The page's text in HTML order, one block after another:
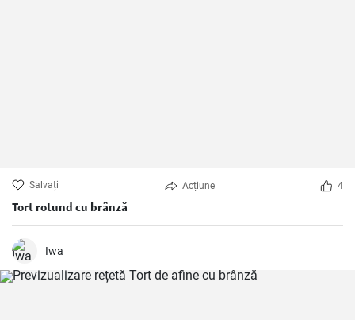
Salvați Acțiune 4
Tort rotund cu brânză
Iwa